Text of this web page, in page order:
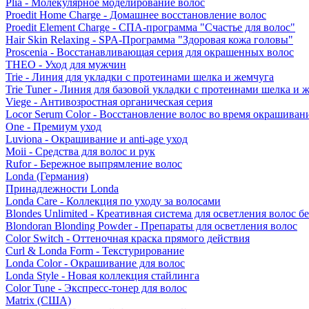
Plia - Молекулярное моделирование волос
Proedit Home Charge - Домашнее восстановление волос
Proedit Element Charge - СПА-программа "Счастье для волос"
Hair Skin Relaxing - SPA-Программа "Здоровая кожа головы"
Proscenia - Восстанавливающая серия для окрашенных волос
THEO - Уход для мужчин
Trie - Линия для укладки с протеинами шелка и жемчуга
Trie Tuner - Линия для базовой укладки с протеинами шелка и
Viege - Антивозростная органическая серия
Locor Serum Color - Восстановление волос во время
One - Премиум уход
Luviona - Окрашивание и anti-age уход
Moii - Средства для волос и рук
Rufor - Бережное выпрямление волос
Londa (Германия)
Принадлежности Londa
Londa Care - Коллекция по уходу за волосами
Blondes Unlimited - Креативная система для осветления волос
Blondoran Blonding Powder - Препараты для осветления волос
Color Switch - Оттеночная краска прямого действия
Curl & Londa Form - Текстурирование
Londa Color - Окрашивание для волос
Londa Style - Новая коллекция стайлинга
Color Tune - Экспресс-тонер для волос
Matrix (США)